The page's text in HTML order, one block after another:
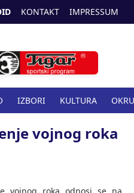
KONTAKT IMPRESSUM
IZBORI KULTURA
vojnog roka